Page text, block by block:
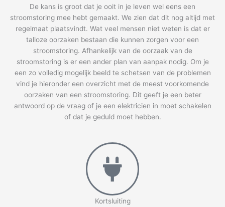
De kans is groot dat je ooit in je leven wel eens een
stroomstoring mee hebt gemaakt. We zien dat dit nog altijd met
regelmaat plaatsvindt. Wat veel mensen niet weten is dat er
talloze oorzaken bestaan die kunnen zorgen voor een
stroomstoring. Afhankelijk van de oorzaak van de
stroomstoring is er een ander plan van aanpak nodig. Om je
een zo volledig mogelijk beeld te schetsen van de problemen
vind je hieronder een overzicht met de meest voorkomende
oorzaken van een stroomstoring. Dit geeft je een beter
antwoord op de vraag of je een elektricien in moet schakelen
of dat je geduld moet hebben.
Kortsluiting